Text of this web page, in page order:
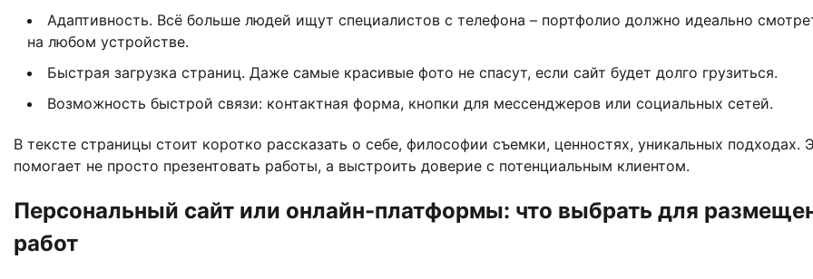
Адаптивность. Всё больше людей ищут специалистов с телефона – портфолио должно идеально
на любом устройстве.
Быстрая загрузка страниц. Даже самые красивые фото не спасут, если сайт будет долго грузиться.
Возможность быстрой связи: контактная форма, кнопки для мессенджеров или социальных сетей.
В тексте страницы стоит коротко рассказать о себе, философии съемки, ценностях, уникальных подходах.
помогает не просто презентовать работы, а выстроить доверие с потенциальным клиентом.
Персональный сайт или онлайн-платформы: что выбрать для
работ